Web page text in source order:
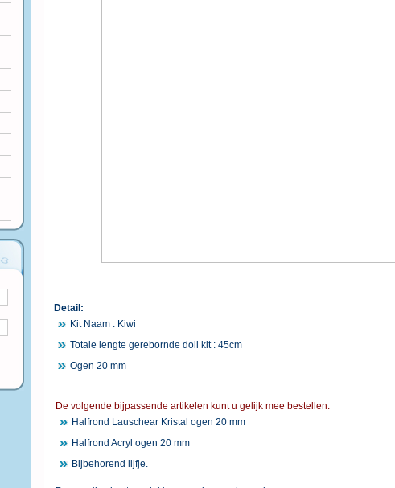
Detail:
Kit Naam : Kiwi
Totale lengte gerebornde doll kit : 45cm
Ogen 20 mm
De volgende bijpassende artikelen kunt u gelijk mee bestellen:
Halfrond Lauschear Kristal ogen 20 mm
Halfrond Acryl ogen 20 mm
Bijbehorend lijfje.